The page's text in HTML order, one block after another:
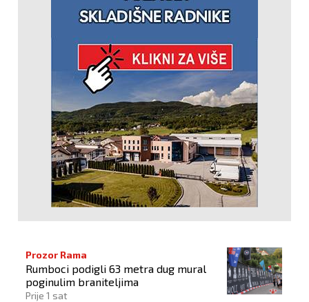
Prozor Rama
Rumboci podigli 63 metra dug mural
poginulim braniteljima
Prije 1 sat